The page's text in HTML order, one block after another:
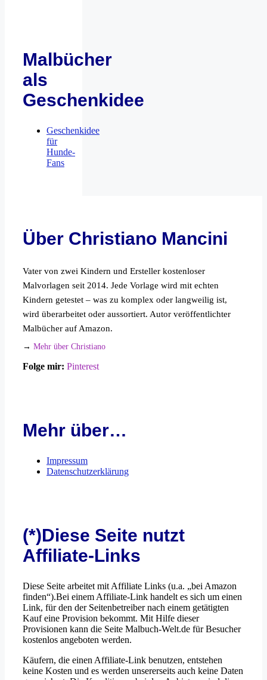
Malbücher
als
Geschenkidee
Geschenkidee
für
Hunde-
Fans
Über Christiano Mancini
Vater von zwei Kindern und Ersteller kostenloser
Malvorlagen seit 2014. Jede Vorlage wird mit echten
Kindern getestet – was zu komplex oder langweilig ist,
wird überarbeitet oder aussortiert. Autor veröffentlichter
Malbücher auf Amazon.
→ Mehr über Christiano
Folge mir: Pinterest
Mehr über…
Impressum
Datenschutzerklärung
(*)Diese Seite nutzt
Affiliate-Links
Diese Seite arbeitet mit Affiliate Links (u.a. „bei Amazon
finden“).Bei einem Affiliate-Link handelt es sich um einen
Link, für den der Seitenbetreiber nach einem getätigten
Kauf eine Provision bekommt. Mit Hilfe dieser
Provisionen kann die Seite Malbuch-Welt.de für Besucher
kostenlos angeboten werden.
Käufern, die einen Affiliate-Link benutzen, entstehen
keine Kosten und es werden unsererseits auch keine Daten